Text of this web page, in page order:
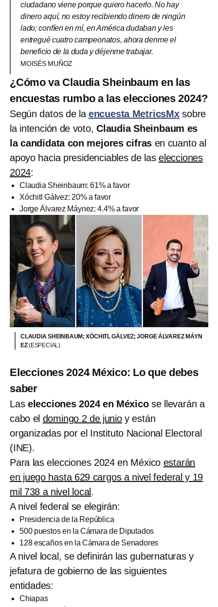
ciudadano viene porque quiero hacerlo. No hay
dinero aquí, no estoy recibiendo dinero de ningún
lado; confíen en mí, en América dudaban y les
entregué cuatro campeonatos, ahora denme el
beneficio de la duda y déjenme trabajar.
MOISÉS MUÑOZ
¿Cómo va Claudia Sheinbaum en las
encuestas rumbo a las elecciones 2024?
Según datos de la encuesta MetricsMxsobre
la intención de voto,Claudia Sheinbaum es
la candidata con mejores cifras en cuanto al
apoyo hacia presidenciables de las elecciones
2024:
Claudia Sheinbaum: 61% a favor
Xóchitl Gálvez: 20% a favor
Jorge Álvarez Máynez: 4.4% a favor
CLAUDIA SHEINBAUM; XÓCHITL GÁLVEZ; JORGE ÁLVAREZ MÁYN
EZ(ESPECIAL)
Elecciones 2024 México: Lo que debes
saber
Las elecciones 2024 en Méxicose llevarán a
cabo el domingo 2 de junioy están
organizadas por el Instituto Nacional Electoral
(INE).
Para las elecciones 2024 en México estarán
en juego hasta 629 cargos a nivel federal y 19
mil 738 a nivel local.
A nivel federal se elegirán:
Presidencia de la República
500 puestos en la Cámara de Diputados
128 escaños en la Cámara de Senadores
A nivel local, se definirán las gubernaturas y
jefatura de gobierno de las siguientes
entidades:
Chiapas